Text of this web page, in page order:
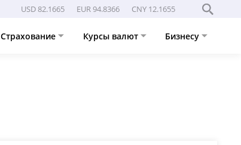
USD 82.1665 EUR 94.8366 CNY 12.1655
Страхование Курсы валют Бизнесу